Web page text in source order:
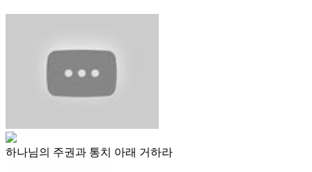
하나님의 주권과 통치 아래 거하라